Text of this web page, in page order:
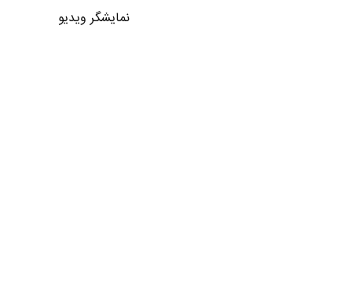
نمایشگر ویدیو